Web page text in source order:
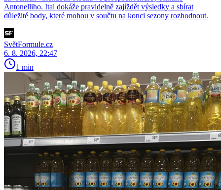
Antonelliho. Ital dokáže pravidelně zajíždět výsledky a sbírat
důležité body, které mohou v součtu na konci sezony rozhodnout.
SvětFormule.cz
6. 8. 2026, 22:47
1 min